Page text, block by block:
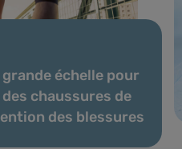
échelle pour
chaussures de
des blessures